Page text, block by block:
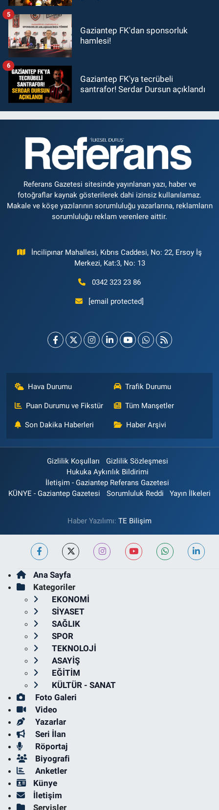
Gaziantep FK'dan sponsorluk
hamlesi!
5
Gaziantep FK'ya tecrübeli
santrafor! Serdar Dursun açıklandı
6
Referans Gazetesi sitesinde yayınlanan yazı, haber ve
fotoğraflar kaynak gösterilerek dahi izinsiz kullanılamaz.
Makale ve köşe yazılarının sorumluluğu yazarlarına, reklamların
sorumluluğu reklam verenlere aittir.
İncilipınar Mahallesi, Kıbrıs Caddesi, No: 22, Ersoy İş
Merkezi, Kat:3, No: 13
0342 323 23 86
[email protected]
Hava Durumu Trafik Durumu
Puan Durumu ve Fikstür Tüm Manşetler
Son Dakika Haberleri Haber Arşivi
Gizlilik Koşulları
Gizlilik Sözleşmesi
Hukuka Aykırılık Bildirimi
İletişim - Gaziantep Referans Gazetesi
KÜNYE - Gaziantep Gazetesi
Sorumluluk Reddi Yayın İlkeleri
Haber Yazılımı: TE Bilişim
Ana Sayfa
Kategoriler
EKONOMİ
SİYASET
SAĞLIK
SPOR
TEKNOLOJİ
ASAYİŞ
EĞİTİM
KÜLTÜR - SANAT
Foto Galeri
Video
Yazarlar
Seri İlan
Röportaj
Biyografi
Anketler
Künye
İletişim
Servisler